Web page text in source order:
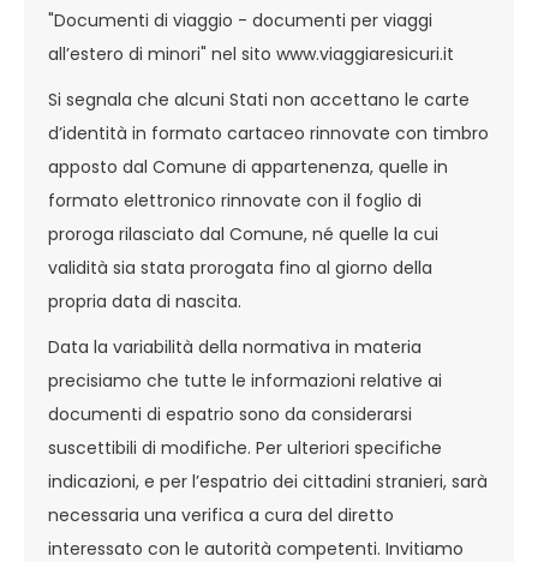
"Documenti di viaggio - documenti per viaggi
all’estero di minori" nel sito www.viaggiaresicuri.it
Si segnala che alcuni Stati non accettano le carte
d’identità in formato cartaceo rinnovate con timbro
apposto dal Comune di appartenenza, quelle in
formato elettronico rinnovate con il foglio di
proroga rilasciato dal Comune, né quelle la cui
validità sia stata prorogata fino al giorno della
propria data di nascita.
Data la variabilità della normativa in materia
precisiamo che tutte le informazioni relative ai
documenti di espatrio sono da considerarsi
suscettibili di modifiche. Per ulteriori specifiche
indicazioni, e per l’espatrio dei cittadini stranieri, sarà
necessaria una verifica a cura del diretto
interessato con le autorità competenti. Invitiamo